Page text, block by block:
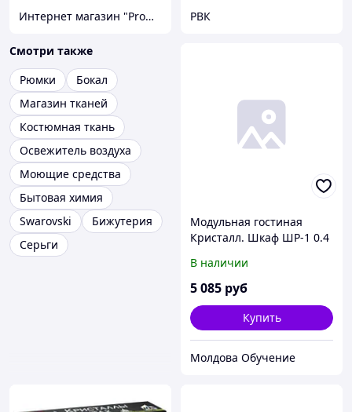
Интернет магазин "Promtovari" РВК
Смотри также
Рюмки
Бокал
Магазин тканей
Костюмная ткань
Освежитель воздуха
Моющие средства
Бытовая химия
Swarovski
Бижутерия
Серьги
Модульная гостиная
Кристалл. Шкаф ШР-1 0.4
В наличии
5 085 руб
Купить
Молдова Обучение